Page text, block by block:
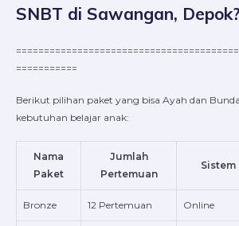
SNBT di Sawangan, Depok?
===========
Berikut pilihan paket yang bisa Ayah dan
kebutuhan belajar anak:
Nama
Paket
Jumlah
Pertemuan
Sistem
Bronze 12 Pertemuan Online